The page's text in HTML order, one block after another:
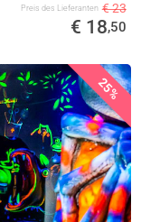
Preis des Lieferanten € 23
€ 18,50
25%